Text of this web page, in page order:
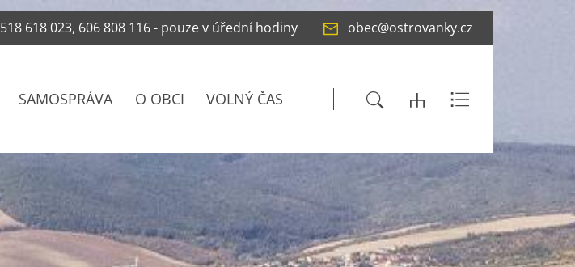
518 618 023, 606 808 116 - pouze v úřední hodiny obec@ostrovanky.cz
SAMOSPRÁVA O OBCI VOLNÝ ČAS